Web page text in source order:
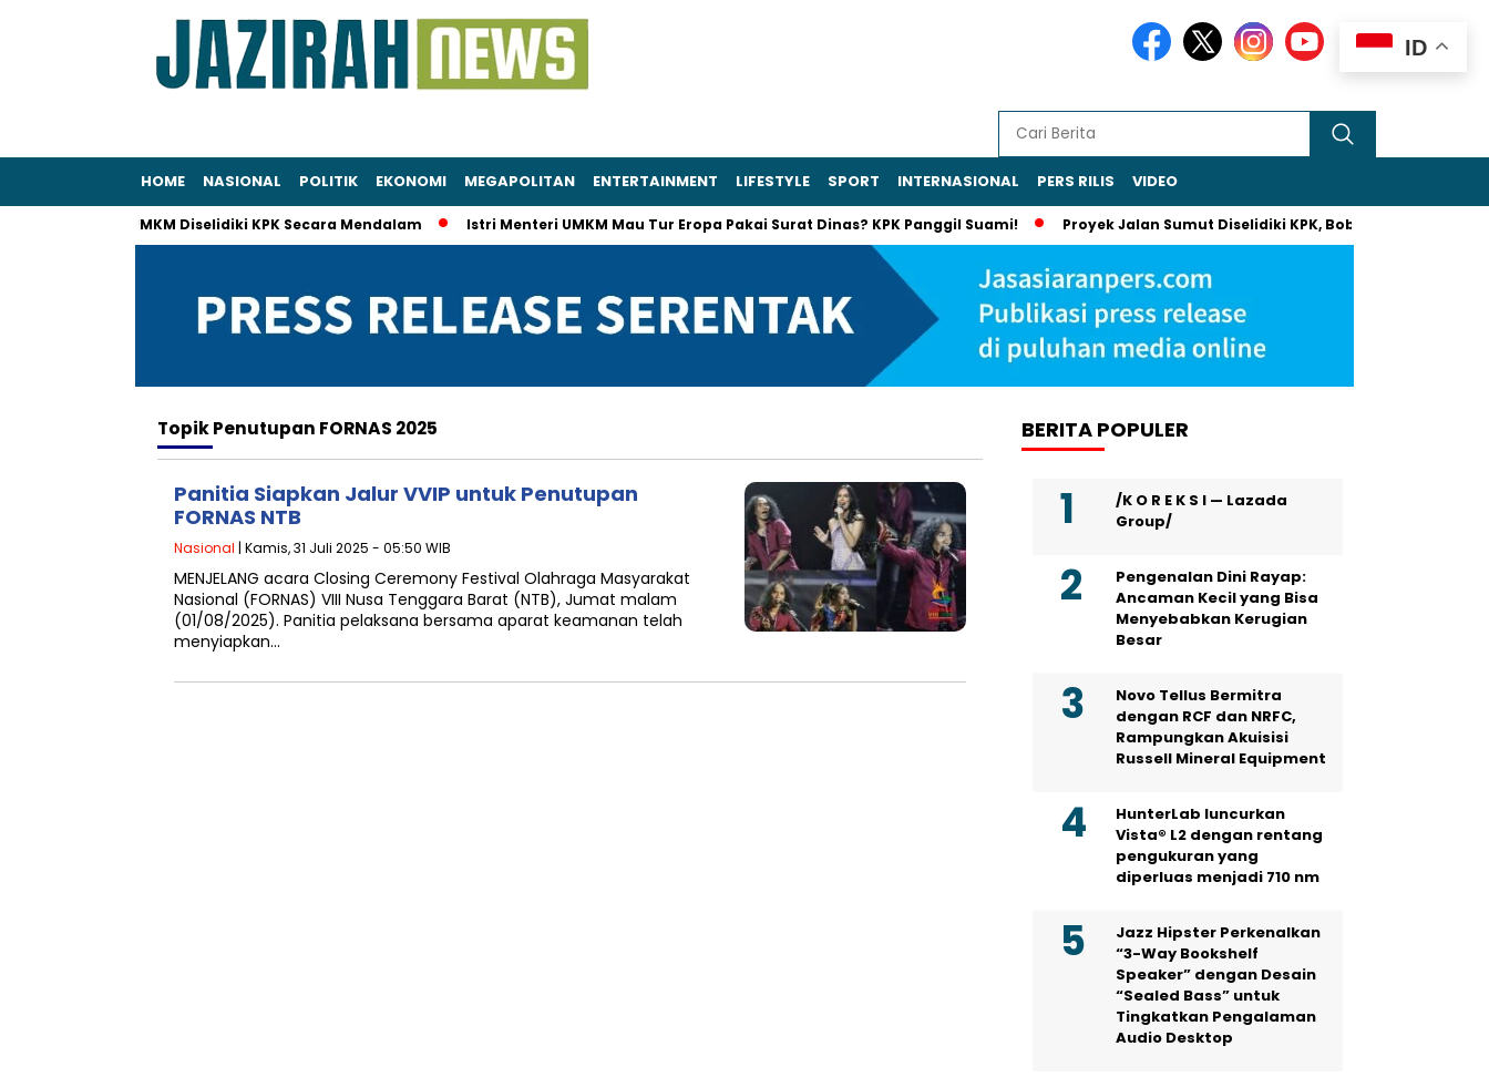
HOME NASIONAL POLITIK EKONOMI MEGAPOLITAN ENTERTAINMENT LIFESTYLE SPORT INTERNASIONAL PERS RILIS VIDEO
Istri Menteri UMKM Diselidiki KPK Secara Mendalam Istri Menteri UMKM Mau Tur Eropa Pakai Surat Dinas? KPK Panggil Suami! Proyek Jalan Sumut Diselidiki KPK, Bobby Nasution Masuk
TopikPenutupan FORNAS 2025
Panitia Siapkan Jalur VVIP untuk Penutupan
FORNAS NTB
Nasional | Kamis, 31 Juli 2025 - 05:50 WIB
MENJELANG acara Closing Ceremony Festival Olahraga Masyarakat
Nasional (FORNAS) VIII Nusa Tenggara Barat (NTB), Jumat malam
(01/08/2025). Panitia pelaksana bersama aparat keamanan telah
menyiapkan…
BERITA POPULER
/K O R E K S I — Lazada
Group/
Pengenalan Dini Rayap:
Ancaman Kecil yang Bisa
Menyebabkan Kerugian
Besar
Novo Tellus Bermitra
dengan RCF dan NRFC,
Rampungkan Akuisisi
Russell Mineral Equipment
HunterLab luncurkan
Vista® L2 dengan rentang
pengukuran yang
diperluas menjadi 710 nm
Jazz Hipster Perkenalkan
“3-Way Bookshelf
Speaker” dengan Desain
“Sealed Bass” untuk
Tingkatkan Pengalaman
Audio Desktop
ID